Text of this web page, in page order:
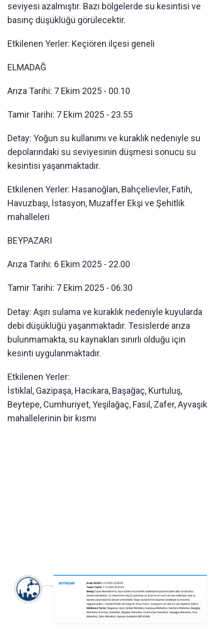
seviyesi azalmıştır. Bazı bölgelerde su kesintisi ve
basınç düşüklüğü görülecektir.
Etkilenen Yerler: Keçiören ilçesi geneli
ELMADAĞ
Arıza Tarihi: 7 Ekim 2025 - 00.10
Tamir Tarihi: 7 Ekim 2025 - 23.55
Detay: Yoğun su kullanımı ve kuraklık nedeniyle su
depolarındaki su seviyesinin düşmesi sonucu su
kesintisi yaşanmaktadır.
Etkilenen Yerler: Hasanoğlan, Bahçelievler, Fatih,
Havuzbaşı, İstasyon, Muzaffer Ekşi ve Şehitlik
mahalleleri
BEYPAZARI
Arıza Tarihi: 6 Ekim 2025 - 22.00
Tamir Tarihi: 7 Ekim 2025 - 06.30
Detay: Aşırı sulama ve kuraklık nedeniyle kuyularda
debi düşüklüğü yaşanmaktadır. Tesislerde arıza
bulunmamakta, su kaynakları sınırlı olduğu için
kesinti uygulanmaktadır.
Etkilenen Yerler:
İstiklal, Gazipaşa, Hacıkara, Başağaç, Kurtuluş,
Beytepe, Cumhuriyet, Yeşilağaç, Fasıl, Zafer, Ayvaşık
mahallelerinin bir kısmı